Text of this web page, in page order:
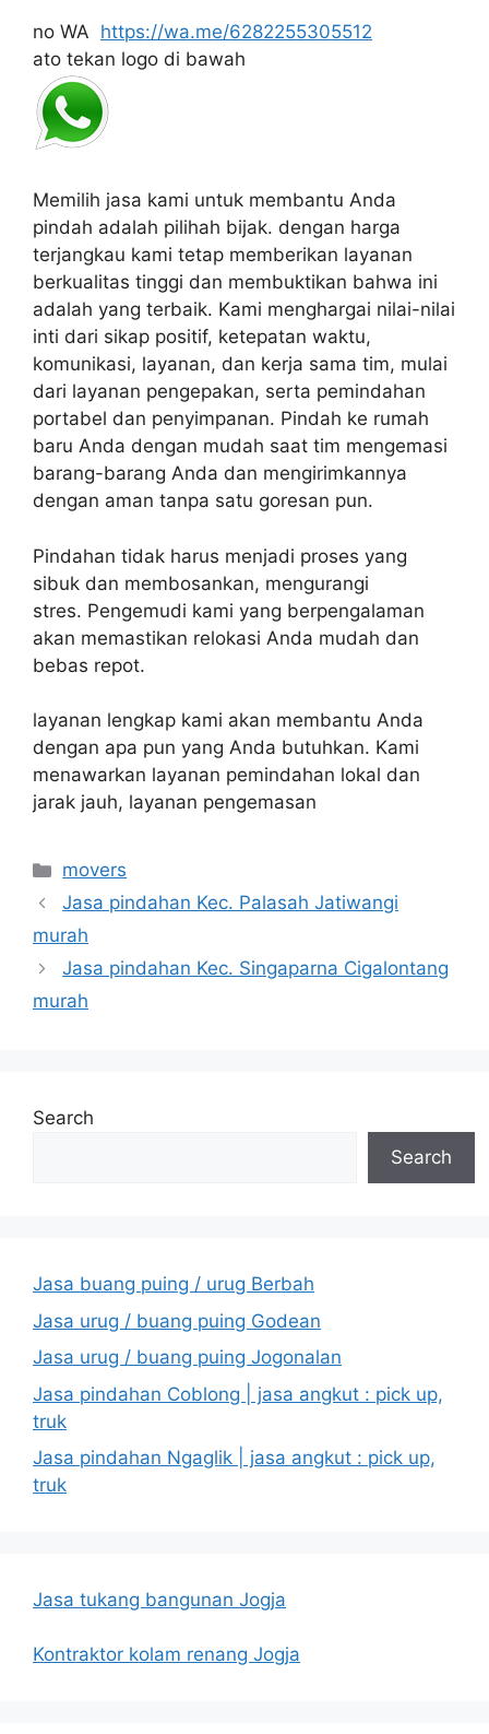
no WA https://wa.me/6282255305512
ato tekan logo di bawah
Memilih jasa kami untuk membantu Anda
pindah adalah pilihah bijak. dengan harga
terjangkau kami tetap memberikan layanan
berkualitas tinggi dan membuktikan bahwa ini
adalah yang terbaik. Kami menghargai nilai-nilai
inti dari sikap positif, ketepatan waktu,
komunikasi, layanan, dan kerja sama tim, mulai
dari layanan pengepakan, serta pemindahan
portabel dan penyimpanan. Pindah ke rumah
baru Anda dengan mudah saat tim mengemasi
barang-barang Anda dan mengirimkannya
dengan aman tanpa satu goresan pun.
Pindahan tidak harus menjadi proses yang
sibuk dan membosankan, mengurangi
stres. Pengemudi kami yang berpengalaman
akan memastikan relokasi Anda mudah dan
bebas repot.
layanan lengkap kami akan membantu Anda
dengan apa pun yang Anda butuhkan. Kami
menawarkan layanan pemindahan lokal dan
jarak jauh, layanan pengemasan
Categories
movers
Jasa pindahan Kec. Palasah Jatiwangi
murah
Jasa pindahan Kec. Singaparna Cigalontang
murah
Search
Search
Jasa buang puing / urug Berbah
Jasa urug / buang puing Godean
Jasa urug / buang puing Jogonalan
Jasa pindahan Coblong | jasa angkut : pick up,
truk
Jasa pindahan Ngaglik | jasa angkut : pick up,
truk
Jasa tukang bangunan Jogja
Kontraktor kolam renang Jogja